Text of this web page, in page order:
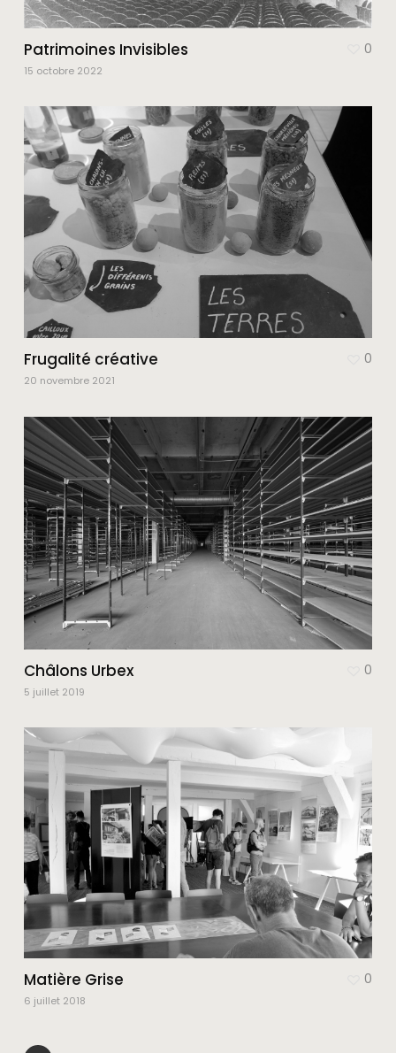
Patrimoines Invisibles
15 octobre 2022
0
Frugalité créative
20 novembre 2021
0
Châlons Urbex
5 juillet 2019
0
Matière Grise
6 juillet 2018
0